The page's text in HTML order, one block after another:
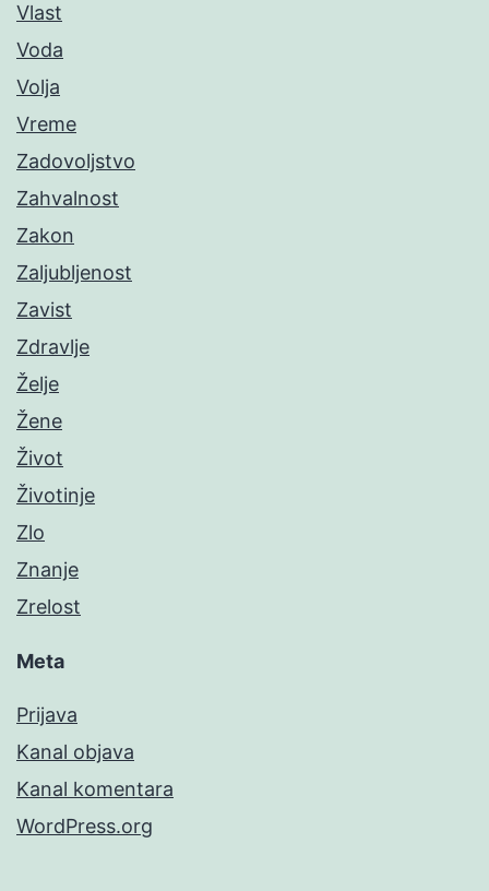
Vlast
Voda
Volja
Vreme
Zadovoljstvo
Zahvalnost
Zakon
Zaljubljenost
Zavist
Zdravlje
Želje
Žene
Život
Životinje
Zlo
Znanje
Zrelost
Meta
Prijava
Kanal objava
Kanal komentara
WordPress.org